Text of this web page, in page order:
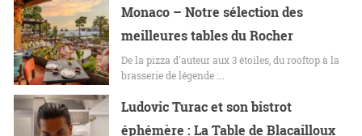
Monaco – Notre sélection des
meilleures tables du Rocher
De la pizza d'auteur aux 3 étoiles, du rooftop à la
brasserie de légende :…
Ludovic Turac et son bistrot
éphémère : La Table de Blacailloux